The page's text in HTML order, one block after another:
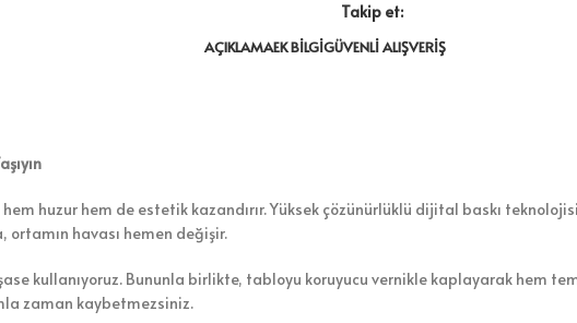
Takip et:
AÇIKLAMAEK BILGIGÜVENLI ALIŞVERIŞ
huzur hem de estetik kazandırır. Yüksek çözünürlüklü dijital baskı
ortamın havası hemen değişir.
kullanıyoruz. Bununla birlikte, tabloyu koruyucu vernikle kaplayarak hem
zaman kaybetmezsiniz.